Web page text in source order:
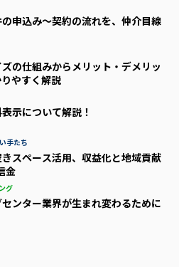
申込み～契約の流れを、仲介目線
の仕組みからメリット・デメリッ
りやすく解説
示について解説！
手たち
スペース活用、収益化と地域貢献
金
グ
ンター業界が生まれ変わるために